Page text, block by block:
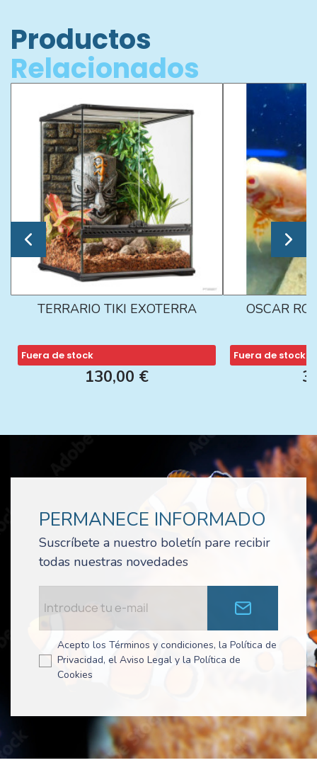
Productos
Relacionados
TERRARIO TIKI EXOTERRA
Fuera de stock
130,00 €
OSCAR
Fuera de stock
PERMANECE INFORMADO
Suscríbete a nuestro boletín pare recibir
todas nuestras novedades
Acepto los Términos y condiciones, la Política de
Privacidad, el Aviso Legal y la Política de
Cookies